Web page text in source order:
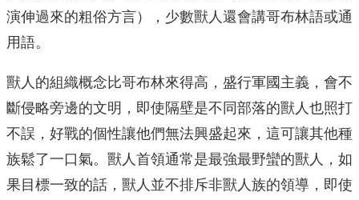
演伸過來的粗俗方言），少數獸人還會講哥布林語或通
用語。
獸人的組織概念比哥布林來得高，盛行軍國主義，會不
斷侵略旁邊的文明，即使隔壁是不同部落的獸人也照打
不誤，好戰的個性讓他們無法興盛起來，這可讓其他種
族鬆了一口氣。獸人首領通常是最強最野蠻的獸人，如
果目標一致的話，獸人並不排斥非獸人族的領導，即使